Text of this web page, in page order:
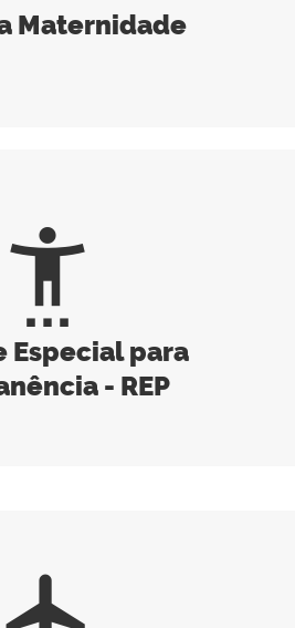
Maternidade
settings_accessibility
Especial para
- REP